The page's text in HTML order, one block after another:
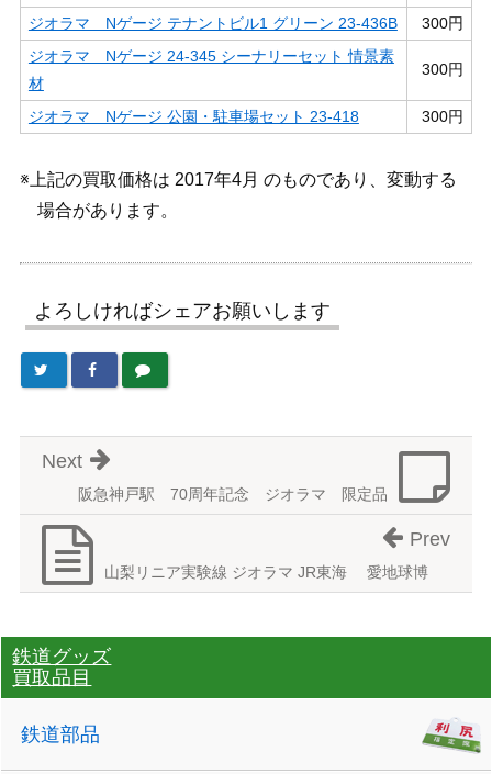
ジオラマ Nゲージ テナントビル1 グリーン 23-436B
300円
ジオラマ Nゲージ 24-345 シーナリーセット 情景素
材
300円
ジオラマ Nゲージ 公園・駐車場セット 23-418 300円
※上記の買取価格は 2017年4月 のものであり、変動する
場合があります。
よろしければシェアお願いします
阪急神戸駅 70周年記念 ジオラマ 限定品
Next
山梨リニア実験線 ジオラマ JR東海 愛地球博
Prev
鉄道グッズ
買取品目
鉄道部品